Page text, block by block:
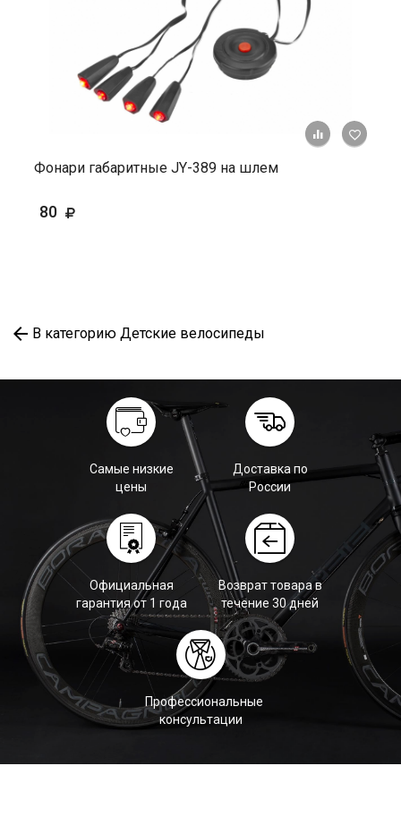
+ К
Фонари габаритные JY-389 на шлем
80
В категорию Детские велосипеды
Самые низкие
цены
Доставка по
России
Официальная
гарантия от 1 года
Возврат товара в
течение 30 дней
Профессиональные
консультации